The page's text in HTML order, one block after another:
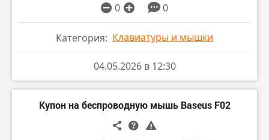
0 0
Категория: Клавиатуры и мышки
04.05.2026 в 12:30
Купон на беспроводную мышь Baseus F02